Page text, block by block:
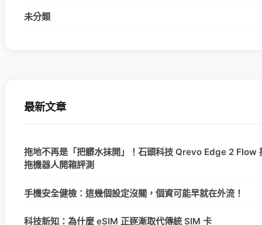
未分類
最新文章
拖地不再是「把髒水抹開」！石頭科技 Qrevo Edge 2 Flow
拖機器人開箱評測
手機安全健檢：這幾個設定沒關，個資可能早就在外流！
科技新知：為什麼 eSIM 正逐漸取代傳統 SIM 卡